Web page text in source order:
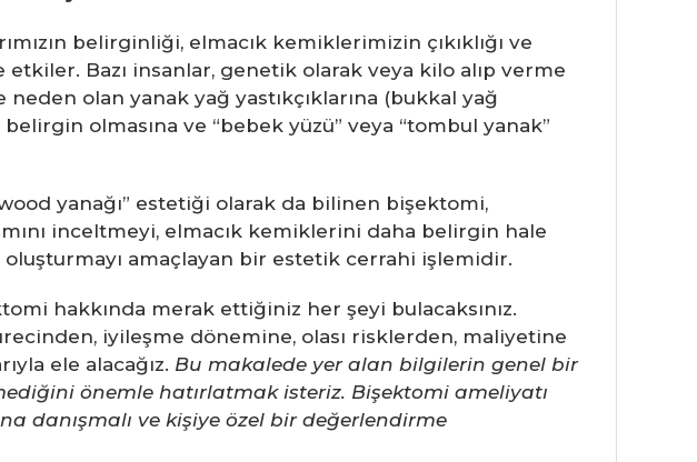
belirginliği, elmacık kemiklerimizin çıkıklığı ve
Bazı insanlar, genetik olarak veya kilo alıp verme
olan yanak yağ yastıkçıklarına (bukkal yağ
olmasına ve “bebek yüzü” veya “tombul yanak”
yanağı” estetiği olarak da bilinen bişektomi,
inceltmeyi, elmacık kemiklerini daha belirgin hale
amaçlayan bir estetik cerrahi işlemidir.
hakkında merak ettiğiniz her şeyi bulacaksınız.
iyileşme dönemine, olası risklerden, maliyetine
ele alacağız. Bu makalede yer alan bilgilerin genel bir
önemle hatırlatmak isteriz. Bişektomi ameliyatı
danışmalı ve kişiye özel bir değerlendirme